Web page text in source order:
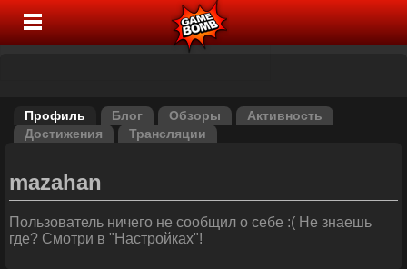
Профиль Блог Обзоры
Активность
Достижения
Трансляции
mazahan
Пользователь ничего не сообщил о себе :( Не знаешь
где? Смотри в "Настройках"!